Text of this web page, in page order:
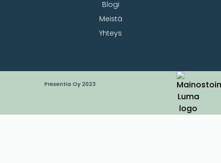
Blogi
Meistä
Yhteys
Presentia Oy 2023